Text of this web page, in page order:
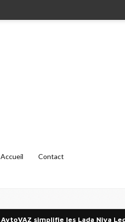
Accueil Contact
AvtoVAZ simplifie les Lada Niva